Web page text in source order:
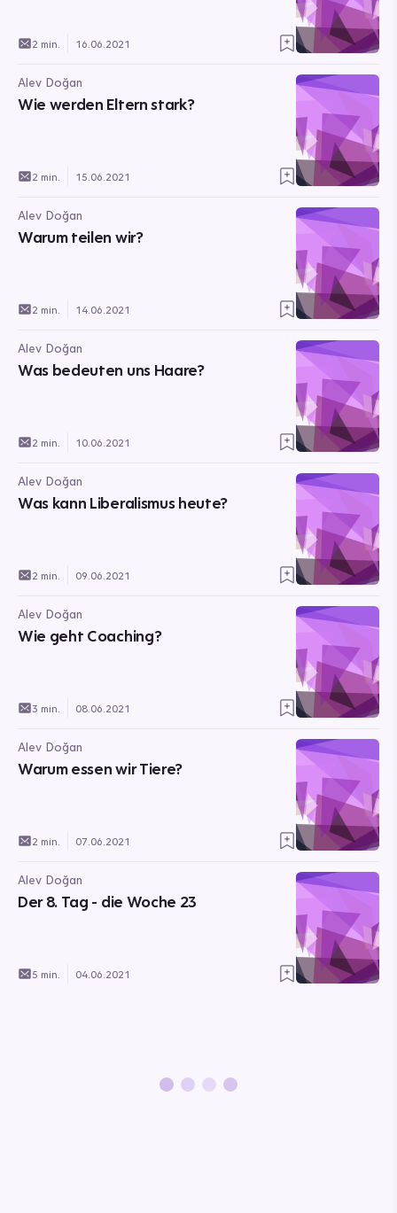
2 min. 16.06.2021
Alev Doğan
Wie werden Eltern stark?
2 min. 15.06.2021
Alev Doğan
Warum teilen wir?
2 min. 14.06.2021
Alev Doğan
Was bedeuten uns Haare?
2 min. 10.06.2021
Alev Doğan
Was kann Liberalismus heute?
2 min. 09.06.2021
Alev Doğan
Wie geht Coaching?
3 min. 08.06.2021
Alev Doğan
Warum essen wir Tiere?
2 min. 07.06.2021
Alev Doğan
Der 8. Tag - die Woche 23
5 min. 04.06.2021